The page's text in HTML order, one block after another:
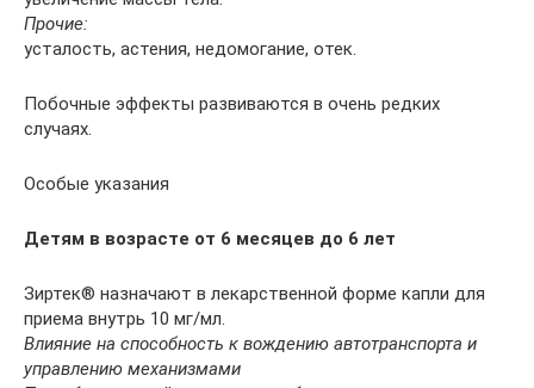
Прочие:
усталость, астения, недомогание, отек.
Побочные эффекты развиваются в очень редких
случаях.
Особые указания
Детям в возрасте от 6 месяцев до 6 лет
Зиртек® назначают в лекарственной форме капли для
приема внутрь 10 мг/мл.
Влияние на способность к вождению автотранспорта и
управлению механизмами